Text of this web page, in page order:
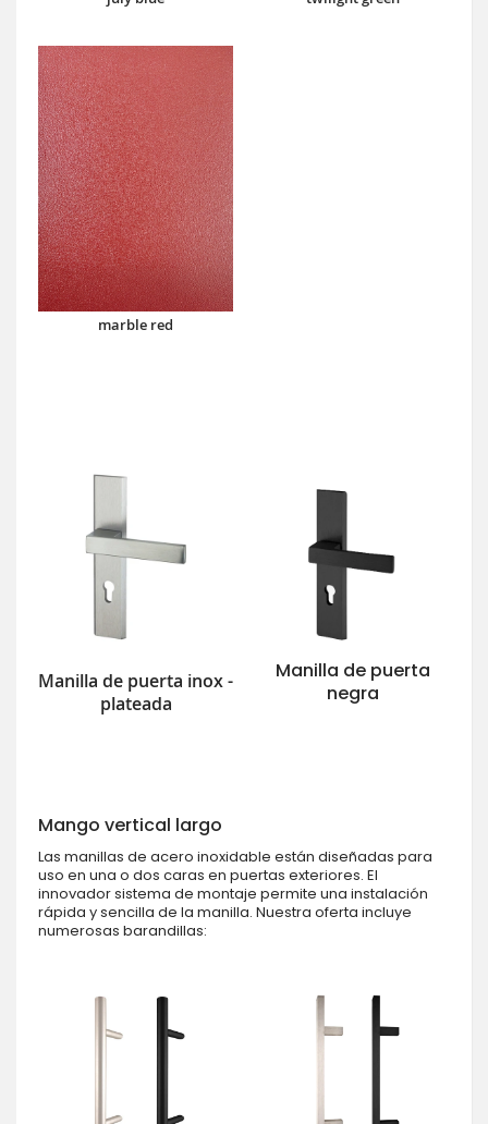
marble red
Manilla de puerta inox -
plateada
Manilla de puerta
negra
Mango vertical largo
Las manillas de acero inoxidable están diseñadas para
uso en una o dos caras en puertas exteriores. El
innovador sistema de montaje permite una instalación
rápida y sencilla de la manilla. Nuestra oferta incluye
numerosas barandillas: